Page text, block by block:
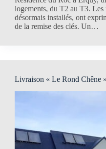
logements, du T2 au T3. Les
désormais installés, ont
de la remise des clés. Un…
Livraison « Le Rond Chêne